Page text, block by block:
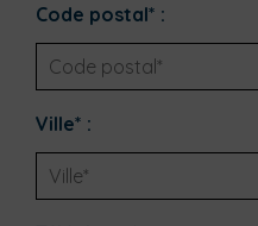
Code postal* :
Ville* :